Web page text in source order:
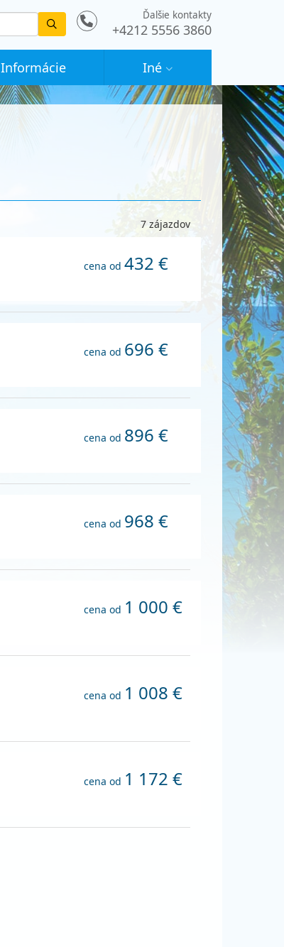
Vyhledat
Ďalšie kontakty
+4212 5556 3860
Informácie Iné
7 zájazdov
cena od 432 €
cena od 696 €
cena od 896 €
cena od 968 €
cena od 1 000 €
cena od 1 008 €
cena od 1 172 €